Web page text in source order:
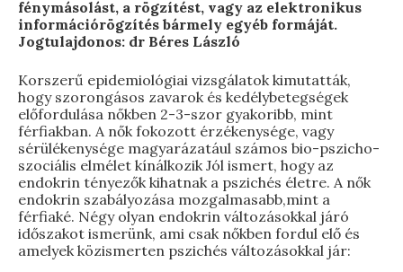
fénymásolást, a rögzítést, vagy az elektronikus
információrögzítés bármely egyéb formáját.
Jogtulajdonos: dr Béres László
Korszerű epidemiológiai vizsgálatok kimutatták,
hogy szorongásos zavarok és kedélybetegségek
előfordulása nőkben 2-3-szor gyakoribb, mint
férfiakban. A nők fokozott érzékenysége, vagy
sérülékenysége magyarázatául számos bio-pszicho-
szociális elmélet kínálkozik Jól ismert, hogy az
endokrin tényezők kihatnak a pszichés életre. A nők
endokrin szabályozása mozgalmasabb,mint a
férfiaké. Négy olyan endokrin változásokkal járó
időszakot ismerünk, ami csak nőkben fordul elő és
amelyek közismerten pszichés változásokkal jár: